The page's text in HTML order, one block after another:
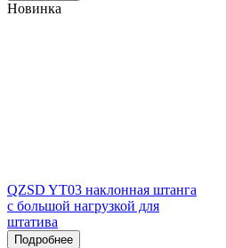
Новинка
QZSD YT03 наклонная штанга
с большой нагрузкой для
штатива
Подробнее